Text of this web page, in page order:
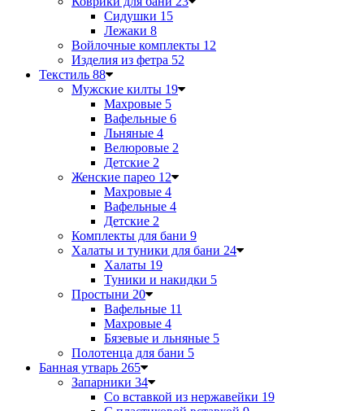
Сидушки 15
Лежаки 8
Войлочные комплекты 12
Изделия из фетра 52
Текстиль 88
Мужские килты 19
Махровые 5
Вафельные 6
Льняные 4
Велюровые 2
Детские 2
Женские парео 12
Махровые 4
Вафельные 4
Детские 2
Комплекты для бани 9
Халаты и туники для бани 24
Халаты 19
Туники и накидки 5
Простыни 20
Вафельные 11
Махровые 4
Бязевые и льняные 5
Полотенца для бани 5
Банная утварь 265
Запарники 34
Со вставкой из нержавейки 19